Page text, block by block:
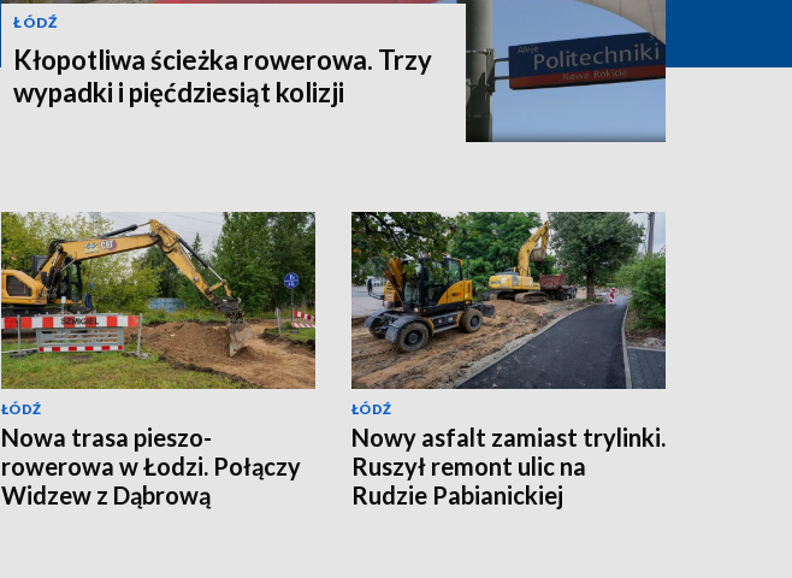
ŁÓDŹ
Kłopotliwa ścieżka rowerowa. Trzy
wypadki i pięćdziesiąt kolizji
ŁÓDŹ
Nowa trasa pieszo-
rowerowa w Łodzi. Połączy
Widzew z Dąbrową
ŁÓDŹ
Nowy asfalt zamiast trylinki.
Ruszył remont ulic na
Rudzie Pabianickiej